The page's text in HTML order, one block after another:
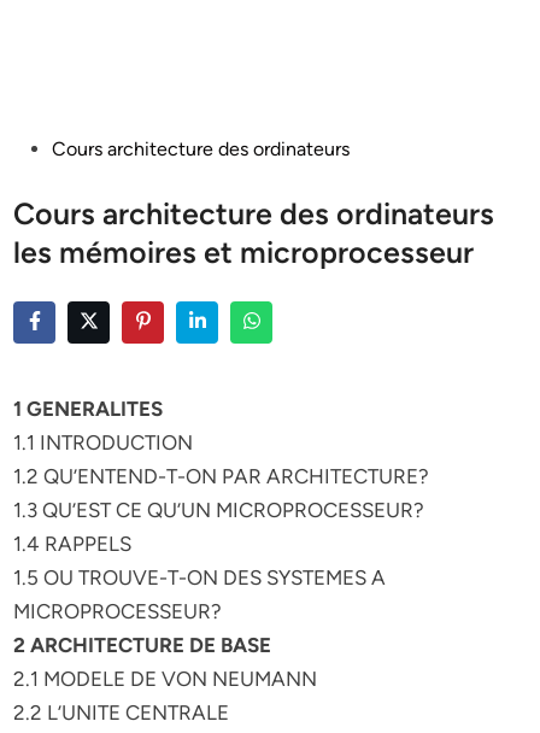
PostedCours architecture des ordinateurs
Cours architecture des ordinateurs
les mémoires et microprocesseur
1 GENERALITES
1.1 INTRODUCTION
1.2 QU’ENTEND-T-ON PAR ARCHITECTURE?
1.3 QU’EST CE QU’UN MICROPROCESSEUR?
1.4 RAPPELS
1.5 OU TROUVE-T-ON DES SYSTEMES A
MICROPROCESSEUR?
2 ARCHITECTURE DE BASE
2.1 MODELE DE VON NEUMANN
2.2 L’UNITE CENTRALE